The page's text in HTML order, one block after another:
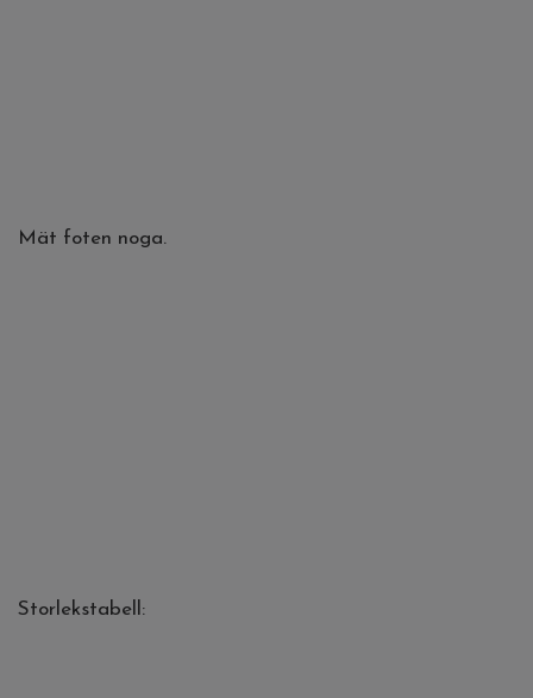
Mät foten noga.
Storlekstabell: